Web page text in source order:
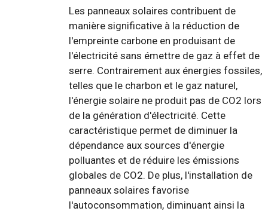
Les panneaux solaires contribuent de
manière significative à la réduction de
l'empreinte carbone en produisant de
l'électricité sans émettre de gaz à effet de
serre. Contrairement aux énergies fossiles,
telles que le charbon et le gaz naturel,
l'énergie solaire ne produit pas de CO2 lors
de la génération d'électricité. Cette
caractéristique permet de diminuer la
dépendance aux sources d'énergie
polluantes et de réduire les émissions
globales de CO2. De plus, l'installation de
panneaux solaires favorise
l'autoconsommation, diminuant ainsi la